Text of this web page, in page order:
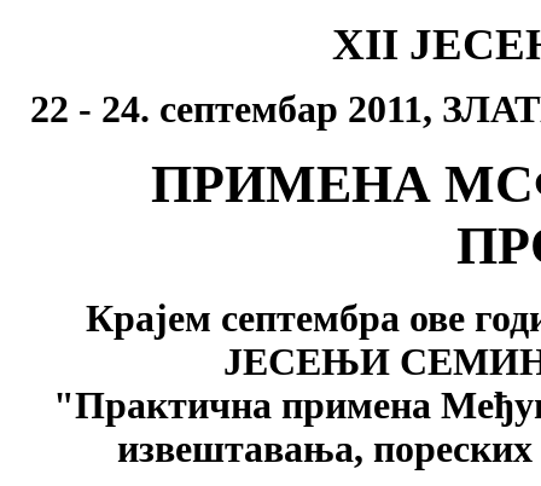
XII
22 - 24. септембар 2011,
ПРИМЕНА
Крајем септембра ове
ЈЕСЕЊИ
"Практична примена
извештавања,